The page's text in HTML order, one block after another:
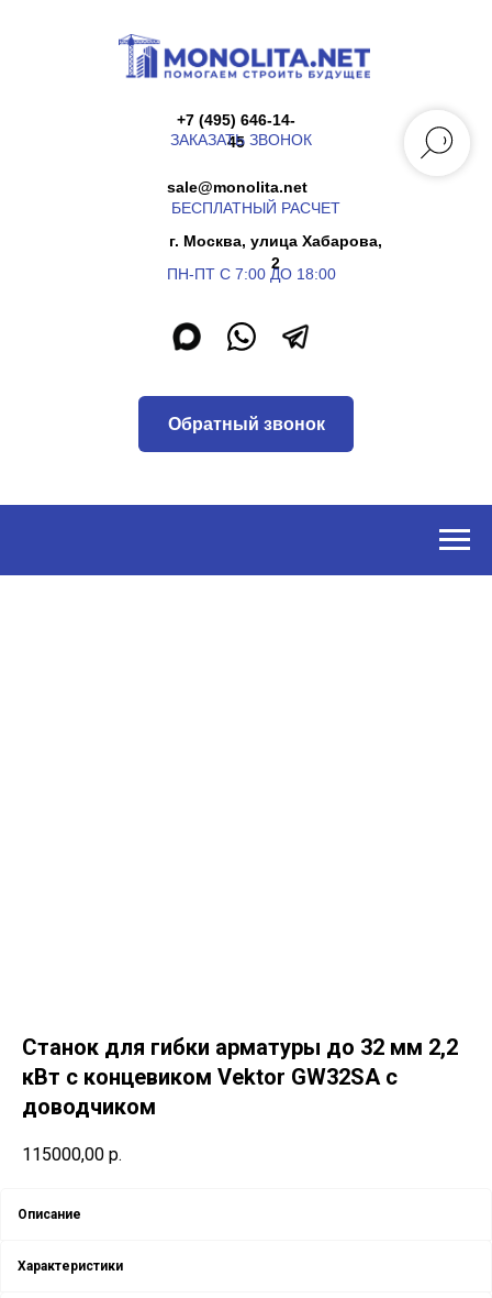
г. Москва, улица Хабарова,
ПН-ПТ С 7:00 ДО 18:00
45
ЗАКАЗАТЬ ЗВОНОК
БЕСПЛАТНЫЙ РАСЧЕТ
Станок для гибки арматуры до 32 мм 2,2
кВт с концевиком Vektor GW32SA с
доводчиком
115000,00 р.
Описание
Характеристики